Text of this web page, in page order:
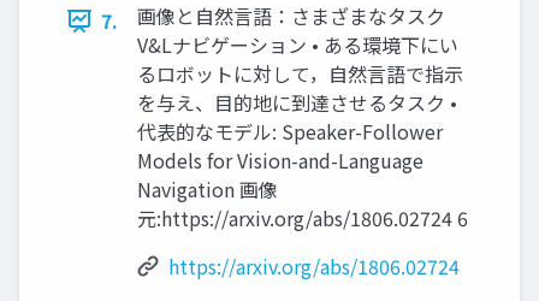
7.
画像と自然言語：さまざまなタスク
V&Lナビゲーション • ある環境下にい
るロボットに対して，自然言語で指示
を与え、目的地に到達させるタスク •
代表的なモデル: Speaker-Follower
Models for Vision-and-Language
Navigation 画像
元:https://arxiv.org/abs/1806.02724 6
https://arxiv.org/abs/1806.02724